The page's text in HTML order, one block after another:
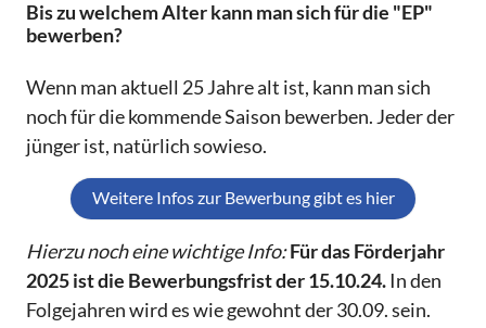
Bis zu welchem Alter kann man sich für die "EP"
bewerben?
Wenn man aktuell 25 Jahre alt ist, kann man sich
noch für die kommende Saison bewerben. Jeder der
jünger ist, natürlich sowieso.
Weitere Infos zur Bewerbung gibt es hier
Hierzu noch eine wichtige Info:Für das Förderjahr
2025 ist die Bewerbungsfrist der 15.10.24.In den
Folgejahren wird es wie gewohnt der 30.09. sein.